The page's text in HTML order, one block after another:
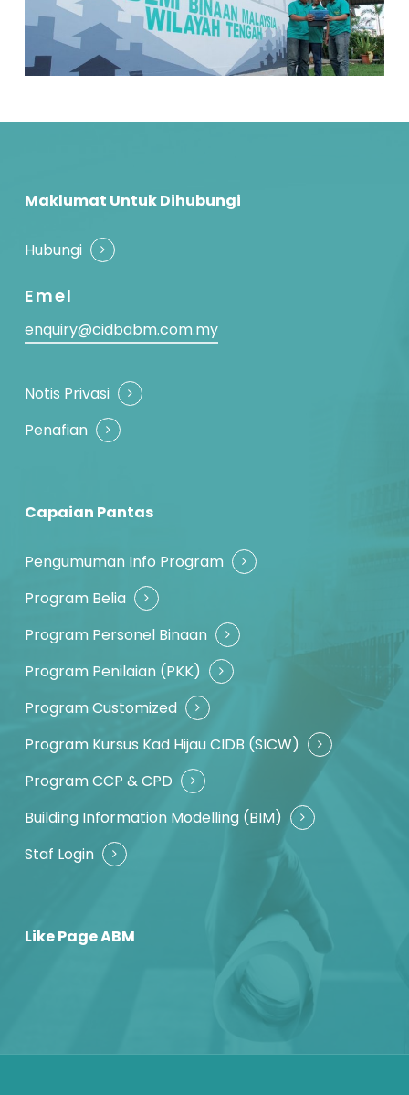
Maklumat Untuk Dihubungi
Hubungi
Emel
enquiry@cidbabm.com.my
Notis Privasi
Penafian
Capaian Pantas
Pengumuman Info Program
Program Belia
Program Personel Binaan
Program Penilaian (PKK)
Program Customized
Program Kursus Kad Hijau CIDB (SICW)
Program CCP & CPD
Building Information Modelling (BIM)
Staf Login
Like Page ABM